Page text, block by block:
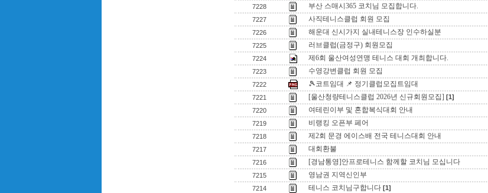
7228
부산 스매시365 코치님 모집합니다.
7227
사직테니스클럽 회원 모집
7226
해운대 신시가지 실내테니스장 인수하실분
7225
러브클럽(금정구) 회원모집
7224
제6회 울산여성연맹 테니스 대회 개최합니다.
7223
수영강변클럽 회원 모집
7222
🎾코트임대 📌 정기클럽모집트임대
7221
[울산청량테니스클럽 2026년 신규회원모집] [1]
7220
여테린이부 및 혼합복식대회 안내
7219
비랭킹 오픈부 페어
7218
제2회 문경 에이스배 전국 테니스대회 안내
7217
대회환불
7216
[경남통영]안프로테니스 함께할 코치님 모십니다
7215
영남권 지역신인부
7214
테니스 코치님구합니다 [1]